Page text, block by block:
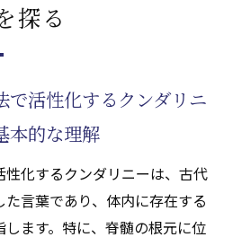
探る
で活性化するクンダリニ
本的な理解
化するクンダリニーは、古代
言葉であり、体内に存在する
ます。特に、脊髄の根元に位